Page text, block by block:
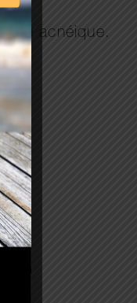
acnéique.